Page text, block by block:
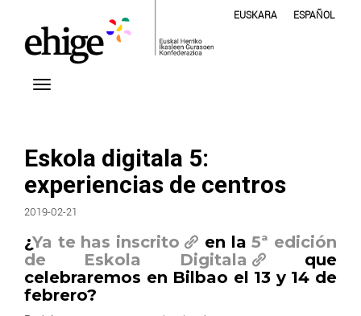
EUSKARA ESPAÑOL
Eskola digitala 5:
experiencias de centros
2019-02-21
¿Ya te has inscrito en la5ª edición
de Eskola Digitala
que
celebraremos en Bilbao el 13 y 14 de
febrero?